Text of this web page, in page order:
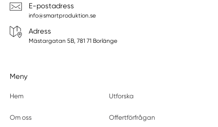
E-postadress
info@smartproduktion.se
Adress
Mästargatan 5B, 781 71 Borlänge
Meny
Hem Utforska
Om oss Offertförfrågan